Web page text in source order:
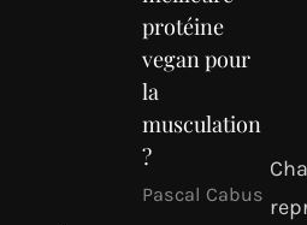
protéine
vegan pour
la
musculation
?
Pascal Cabus